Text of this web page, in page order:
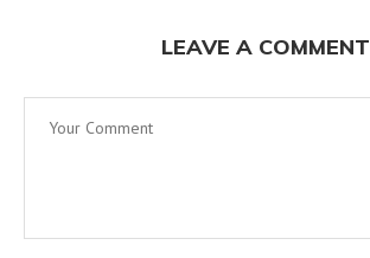
LEAVE A COMMENT